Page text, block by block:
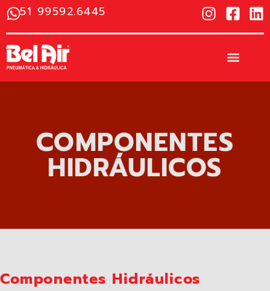
51 99592.6445
COMPONENTES
HIDRÁULICOS​
Componentes Hidráulicos​